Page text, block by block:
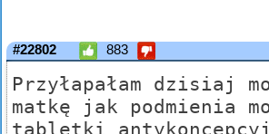
#22802 883
Przyłapałam dzisiaj
matkę jak podmienia
tabletki